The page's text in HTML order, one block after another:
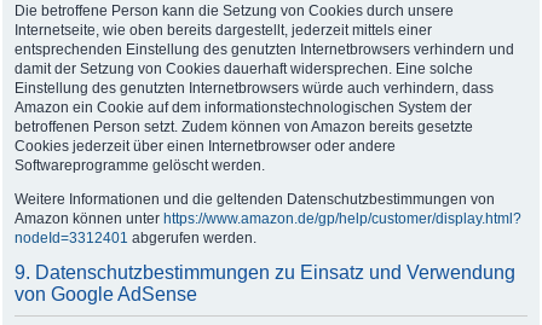
Die betroffene Person kann die Setzung von Cookies durch unsere
Internetseite, wie oben bereits dargestellt, jederzeit mittels einer
entsprechenden Einstellung des genutzten Internetbrowsers verhindern und
damit der Setzung von Cookies dauerhaft widersprechen. Eine solche
Einstellung des genutzten Internetbrowsers würde auch verhindern, dass
Amazon ein Cookie auf dem informationstechnologischen System der
betroffenen Person setzt. Zudem können von Amazon bereits gesetzte
Cookies jederzeit über einen Internetbrowser oder andere
Softwareprogramme gelöscht werden.
Weitere Informationen und die geltenden Datenschutzbestimmungen von
Amazon können unter https://www.amazon.de/gp/help/customer/display.html?
nodeId=3312401 abgerufen werden.
9. Datenschutzbestimmungen zu Einsatz und Verwendung
von Google AdSense